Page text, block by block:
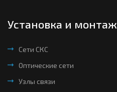
Установка и монтаж
Сети СКС
Оптические сети
Узлы связи